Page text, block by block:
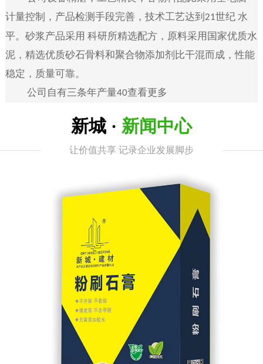
计量控制，产品检测手段完善，技术工艺达到 21世纪 水
平。砂浆产品采用 科研所精选配方，原料采用国家优质水
泥，精选优质砂石骨料和聚合物添加剂比干混而成，性能
稳定，质量可靠。
公司自有三条年产量40查看更多
新城 · 新闻中心
让价值共享 记录企业发展脚步